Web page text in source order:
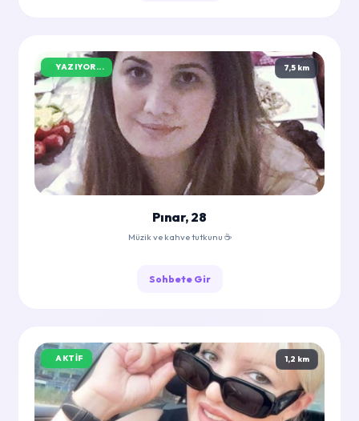
YAZIYOR... 7,5 km
Pınar, 28
Müzik ve kahve tutkunu ☕
Sohbete Gir
AKTIF 1,2 km